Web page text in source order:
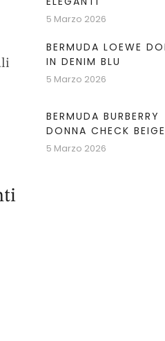
5 Marzo 2026
BERMUDA LOEWE
IN DENIM BLU
5 Marzo 2026
BERMUDA BURBERRY
DONNA CHECK BEIGE
5 Marzo 2026